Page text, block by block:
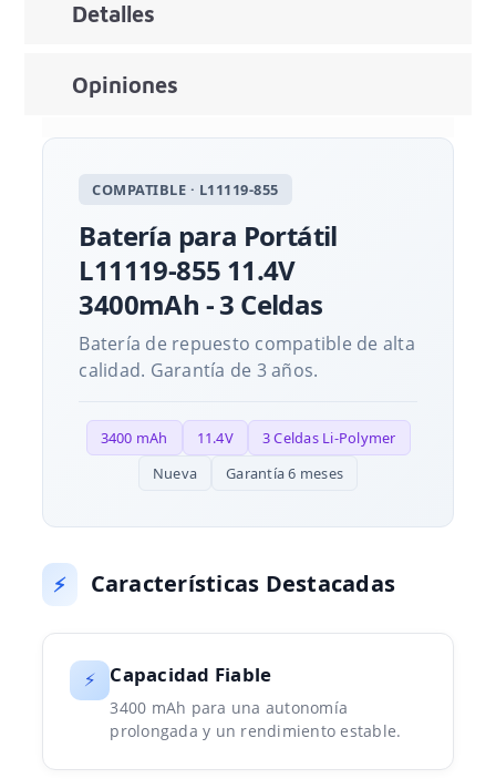
Detalles
Opiniones
COMPATIBLE · L11119-855
Batería para Portátil
L11119-855 11.4V
3400mAh - 3 Celdas
Batería de repuesto compatible de alta
calidad. Garantía de 3 años.
3400 mAh 11.4V
3 Celdas Li-Polymer
Nueva
Garantía 6 meses
⚡ Características Destacadas
⚡ Capacidad Fiable
3400 mAh para una autonomía
prolongada y un rendimiento estable.